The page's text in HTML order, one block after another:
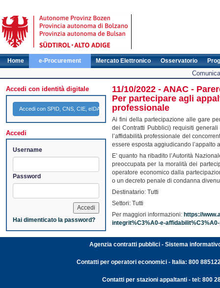
Home e-Procurement Mercato Elettronico Osservatorio
Accedi con identità digitale
Accedi con SPID, CNS, CIE, eIDAS
Accedi
Username
Password
Hai dimenticato la password?
11/10/2022 - ANAC -
Per partecipare agli
professionale
Ai fini della partecipazione alle gare
dei Contratti Pubblici) requisiti
l’affidabilità professionale del
essere esposta aggiudicando l’appalto
E’ quanto ha ribadito l’Autorità
preoccupata per la moralità dei
operatore economico dalla
o un decreto penale di condanna
Destinatario: Tutti
Settori: Tutti
Per maggiori informazioni: https://
integrit%C3%A0-e-
Agenzia contratti pubblici - Sistema
Contatti per operatori economici - Italia: 800
Contatti per stazioni appaltanti - tel: 800